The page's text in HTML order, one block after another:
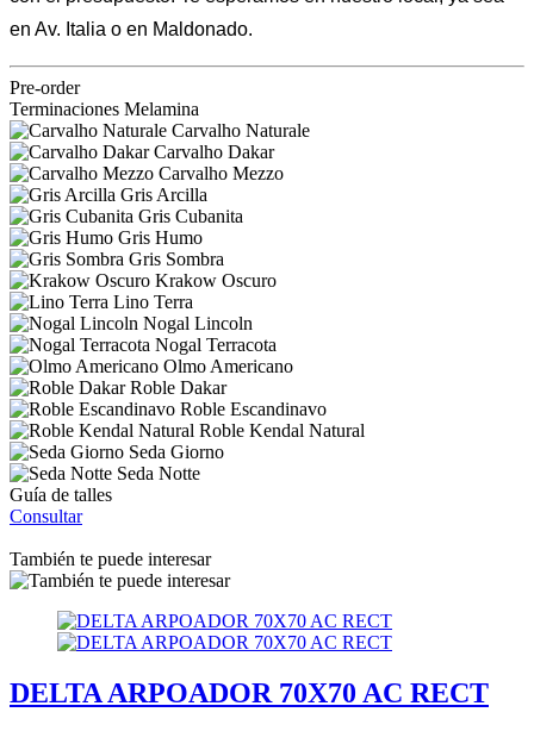
en Av. Italia o en Maldonado.
Pre-order
Terminaciones Melamina
Carvalho Naturale
Carvalho Dakar
Carvalho Mezzo
Gris Arcilla
Gris Cubanita
Gris Humo
Gris Sombra
Krakow Oscuro
Lino Terra
Nogal Lincoln
Nogal Terracota
Olmo Americano
Roble Dakar
Roble Escandinavo
Roble Kendal Natural
Seda Giorno
Seda Notte
Guía de talles
Consultar
También te puede interesar
DELTA ARPOADOR 70X70 AC RECT